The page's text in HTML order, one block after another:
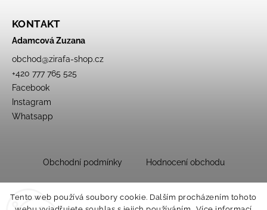
Tento web používá soubory cookie. Dalším procházením tohoto
KONTAKT
Adamcová Zuzana
obchod@zirafa-shop.cz
+420 777 765 525
Facebook
Instagram
Whatsapp
Obchodní podmínky Hodnocení obchodu